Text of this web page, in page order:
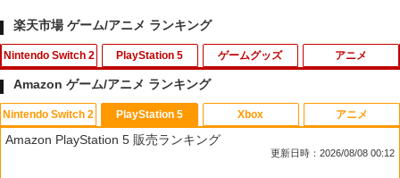
楽天市場 ゲーム/アニメ ランキング
Nintendo Switch 2
1
ダービースタリオン2 【Switch2】 POT-
P-AB73A
PlayStation 5
1
【PS5 Slim 対応】PS5 Slim用 スタンド
縦置き RGB コントローラー 充電スタン
ド Blitzowl PS5用冷却ファン PS5周辺機
ゲームグッズ アニメ
1
【中古】白雪姫 MovieNEX [純正ブルー
レイ＋純正ケース]
Amazon ゲーム/アニメ ランキング
Nintendo Switch 2 PlayStation 5
Amazon PlayStation 5 販売ランキング
更新日時：2026/08/08 00:12
Xbox アニメ